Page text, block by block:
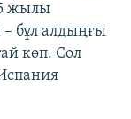
жылы
– бұл алдыңғы
көп. Сол